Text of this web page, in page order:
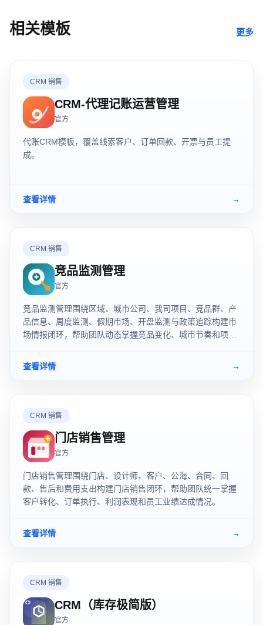
相关模板 更多
CRM 销售
CRM-代理记账运营管理
官方
代账CRM模板，覆盖线索客户、订单回款、开票与员工提
成。
查看详情 →
CRM 销售
竞品监测管理
官方
竞品监测管理围绕区域、城市公司、我司项目、竞品群、产
品信息、周度监测、假期市场、开盘监测与政策追踪构建市
场情报闭环，帮助团队动态掌握竞品变化、城市节奏和项目
查看详情
→
CRM 销售
门店销售管理
官方
门店销售管理围绕门店、设计师、客户、公海、合同、回
款、售后和费用支出构建门店销售闭环，帮助团队统一掌握
客户转化、订单执行、利润表现和员工业绩达成情况。
查看详情 →
CRM 销售
CRM（库存极简版）
官方